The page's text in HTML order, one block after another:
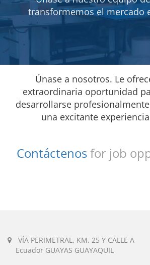
transformemos el mercado
Únase a nosotros. Le
extraordinaria oportunidad
desarrollarse
una excitante
Contáctenosfor job
VÍA PERIMETRAL, KM. 25 Y CALLE A
Ecuador GUAYAS GUAYAQUIL